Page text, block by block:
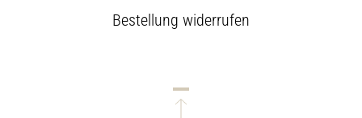
Bestellung widerrufen